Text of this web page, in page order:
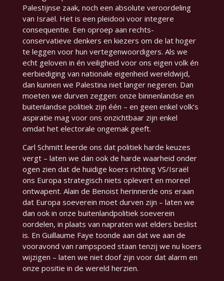
Palestijnse zaak, noch een absolute veroordeling
van Israël. Het is een pleidooi voor integere
consequentie. Een oproep aan rechts-
conservatieve denkers en kiezers om de lat hoger
te leggen voor hun vertegenwoordigers. Als we
echt geloven in én veiligheid voor ons eigen volk én
eerbiediging van nationale eigenheid wereldwijd,
dan kunnen we Palestina niet langer negeren. Dan
moeten we durven zeggen: onze binnenlandse en
buitenlandse politiek zijn één – en geen enkel volk’s
aspiratie mag voor ons onzichtbaar zijn enkel
omdat het electorale ongemak geeft.
Carl Schmitt leerde ons dat politiek harde keuzes
vergt – laten we dan ook de harde waarheid onder
ogen zien dat de huidige koers richting VS/Israël
ons Europa strategisch niets oplevert en moreel
ontwapent. Alain de Benoist herinnerde ons eraan
dat Europa soeverein moet durven zijn – laten we
dan ook in onze buitenlandpolitiek soeverein
oordelen, in plaats van napraten wat elders beslist
is. En Guillaume Faye toonde aan dat we aan de
vooravond van rampspoed staan tenzij we nu koers
wijzigen – laten we niet doof zijn voor dat alarm en
onze positie in de wereld herzien.